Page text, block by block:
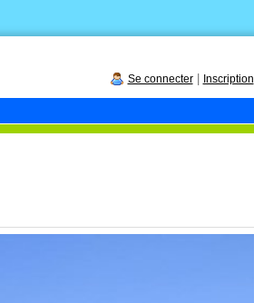
Se connecter| Inscription